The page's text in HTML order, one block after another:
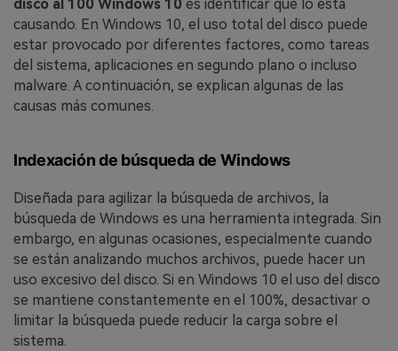
disco al 100 Windows 10 es identificar qué lo está
causando. En Windows 10, el uso total del disco puede
estar provocado por diferentes factores, como tareas
del sistema, aplicaciones en segundo plano o incluso
malware. A continuación, se explican algunas de las
causas más comunes.
Indexación de búsqueda de Windows
Diseñada para agilizar la búsqueda de archivos, la
búsqueda de Windows es una herramienta integrada. Sin
embargo, en algunas ocasiones, especialmente cuando
se están analizando muchos archivos, puede hacer un
uso excesivo del disco. Si en Windows 10 el uso del disco
se mantiene constantemente en el 100%, desactivar o
limitar la búsqueda puede reducir la carga sobre el
sistema.